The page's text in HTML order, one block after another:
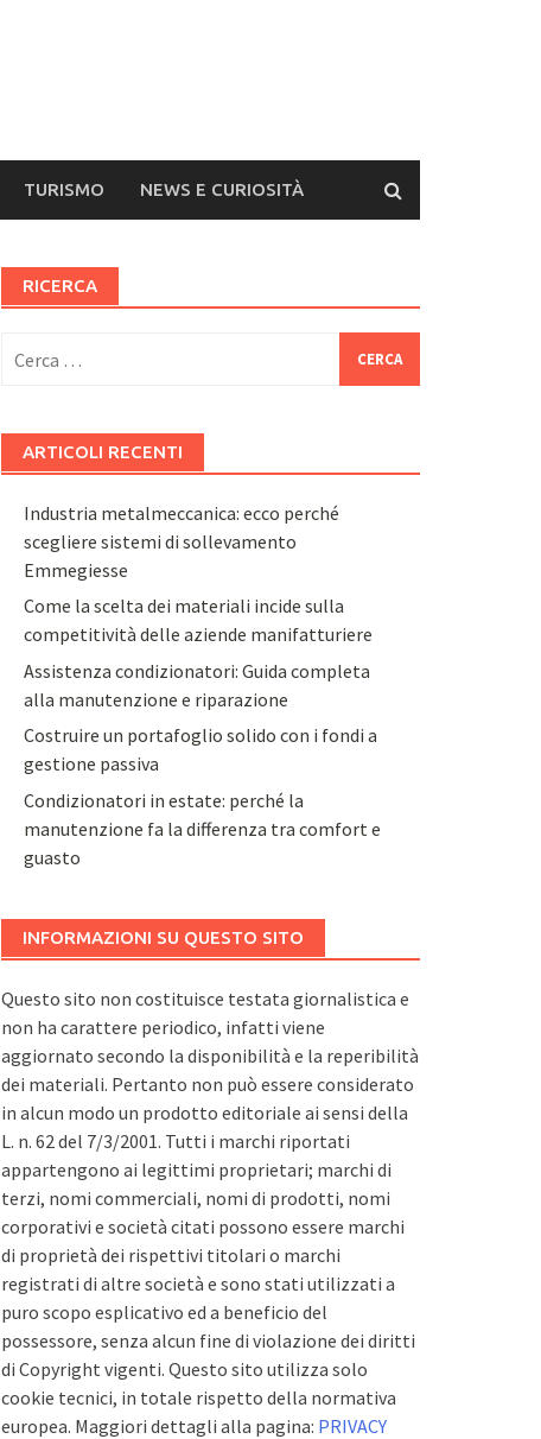
TURISMO NEWS E CURIOSITÀ
RICERCA
per:
ARTICOLI RECENTI
Industria metalmeccanica: ecco perché
scegliere sistemi di sollevamento
Emmegiesse
Come la scelta dei materiali incide sulla
competitività delle aziende manifatturiere
Assistenza condizionatori: Guida completa
alla manutenzione e riparazione
Costruire un portafoglio solido con i fondi a
gestione passiva
Condizionatori in estate: perché la
manutenzione fa la differenza tra comfort e
guasto
INFORMAZIONI SU QUESTO SITO
Questo sito non costituisce testata giornalistica e
non ha carattere periodico, infatti viene
aggiornato secondo la disponibilità e la reperibilità
dei materiali. Pertanto non può essere considerato
in alcun modo un prodotto editoriale ai sensi della
L. n. 62 del 7/3/2001. Tutti i marchi riportati
appartengono ai legittimi proprietari; marchi di
terzi, nomi commerciali, nomi di prodotti, nomi
corporativi e società citati possono essere marchi
di proprietà dei rispettivi titolari o marchi
registrati di altre società e sono stati utilizzati a
puro scopo esplicativo ed a beneficio del
possessore, senza alcun fine di violazione dei diritti
di Copyright vigenti. Questo sito utilizza solo
cookie tecnici, in totale rispetto della normativa
europea. Maggiori dettagli alla pagina: PRIVACY